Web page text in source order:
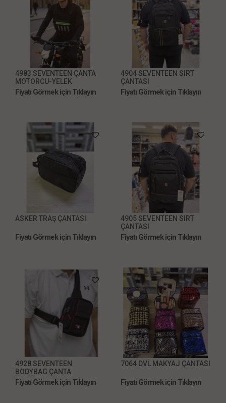
4983 SEVENTEEN ÇANTA
MOTORCU-YELEK
Fiyatı Görmek için Tıklayın
4904 SEVENTEEN SIRT
ÇANTASI
Fiyatı Görmek için Tıklayın
ASKER TRAŞ ÇANTASI
Fiyatı Görmek için Tıklayın
4905 SEVENTEEN SIRT
ÇANTASI
Fiyatı Görmek için Tıklayın
4928 SEVENTEEN
BODYBAG ÇANTA
Fiyatı Görmek için Tıklayın
7064 DVL MAKYAJ ÇANTASI
Fiyatı Görmek için Tıklayın